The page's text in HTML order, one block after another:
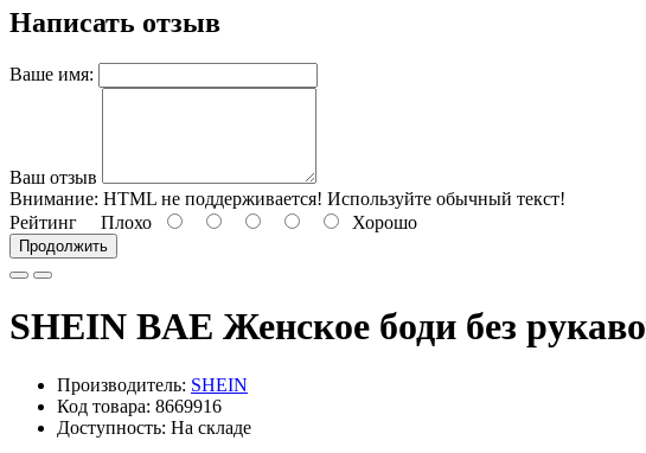
Написать отзыв
Ваше имя:
Ваш отзыв
Внимание: HTML не поддерживается! Используйте обычный текст!
Рейтинг Плохо Хорошо
Продолжить
SHEIN BAE Женское боди без
Производитель: SHEIN
Код товара: 8669916
Доступность: На складе